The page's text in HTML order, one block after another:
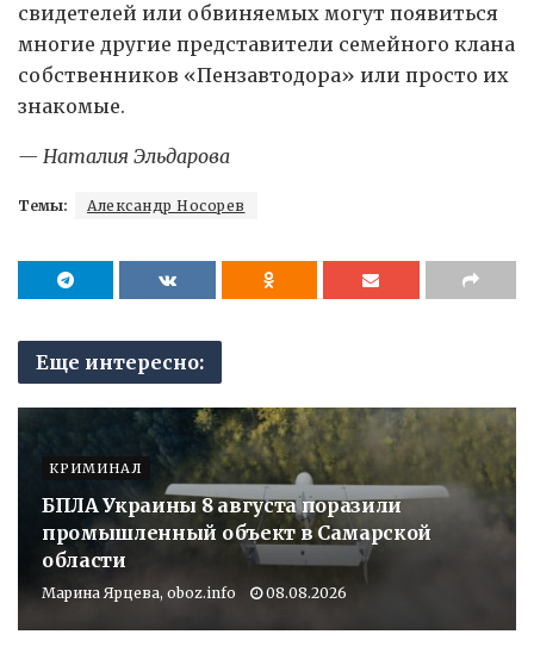
свидетелей или обвиняемых могут появиться
многие другие представители семейного клана
собственников «Пензавтодора» или просто их
знакомые.
— Наталия Эльдарова
Темы: Александр Носорев
Еще интересно:
КРИМИНАЛ
БПЛА Украины 8 августа поразили
промышленный объект в Самарской
области
Марина Ярцева, oboz.info 08.08.2026